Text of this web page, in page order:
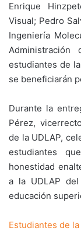
Enrique
Visual; Pedro
Ingeniería
Administración
estudiantes de
se beneficiarán
Durante la
Pérez,
de la UDLAP,
estudiantes
honestidad
a la UDLAP
educación
Estudiantes de